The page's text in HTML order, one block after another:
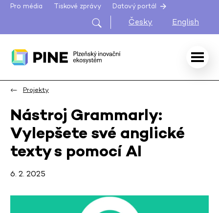
Pro média Tiskové zprávy Datový portál
Česky English
Projekty
Nástroj Grammarly:
Vylepšete své anglické
texty s pomocí AI
6. 2. 2025